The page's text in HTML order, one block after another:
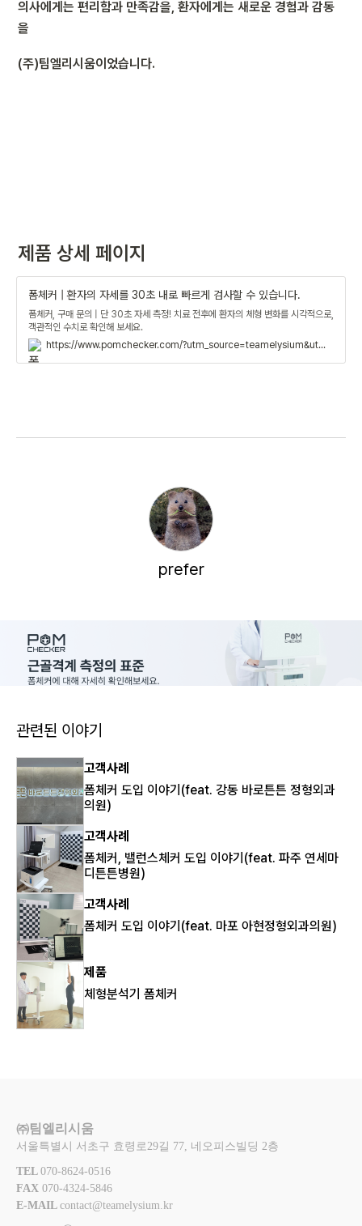
의사에게는 편리함과 만족감을, 환자에게는 새로운 경험과 감동
을
(주)팀엘리시움이었습니다.
제품 상세 페이지
폼체커 | 환자의 자세를 30초 내로 빠르게 검사할 수 있습니다.
폼체커, 구매 문의 | 단 30초 자세 측정! 치료 전후에 환자의 체형 변화를 시각적으로,
객관적인 수치로 확인해 보세요.
https://www.pomchecker.com/?utm_source=teamelysium&utm_medium=social&utm_campaign=2023+teblog&utm_term=화성다래한방병원&utm_content=도입사례
prefer
관련된 이야기
고객사례
폼체커 도입 이야기(feat. 강동 바로튼튼 정형외과
의원)
고객사례
폼체커, 밸런스체커 도입 이야기(feat. 파주 연세마
디튼튼병원)
고객사례
폼체커 도입 이야기(feat. 마포 아현정형외과의원)
제품
체형분석기 폼체커
㈜팀엘리시움
서울특별시 서초구 효령로29길 77, 네오피스빌딩 2층
TEL 070-8624-0516
FAX 070-4324-5846
E-MAIL contact@teamelysium.kr